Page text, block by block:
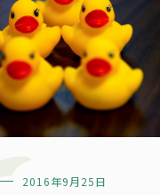
2016年9月25日